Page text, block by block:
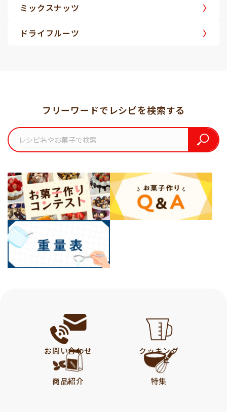
ミックスナッツ
ドライフルーツ
フリーワードでレシピを検索する
お問い合わせ
クッキング
レシピ
商品紹介
特集